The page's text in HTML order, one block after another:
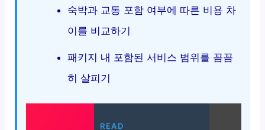
숙박과 교통 포함 여부에 따른 비용 차
이를 비교하기
패키지 내 포함된 서비스 범위를 꼼꼼
히 살피기
READ